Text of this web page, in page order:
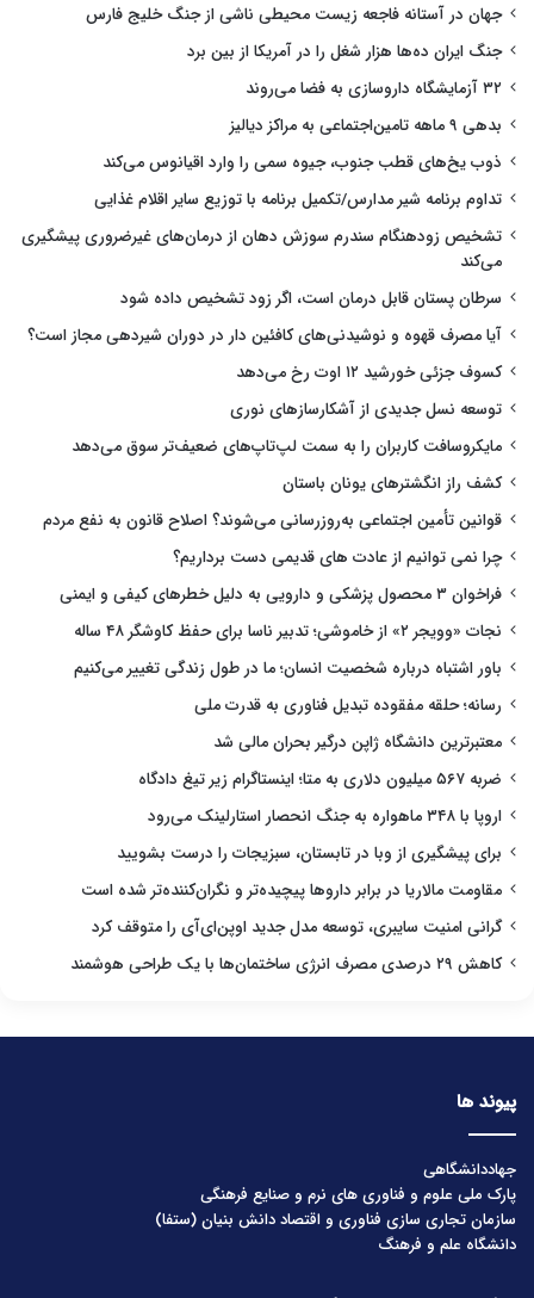
جهان در آستانه فاجعه زیست محیطی ناشی از جنگ خلیج فارس
جنگ ایران ده‌ها هزار شغل را در آمریکا از بین برد
۳۲ آزمایشگاه داروسازی به فضا می‌روند
بدهی ۹ ماهه تامین‌اجتماعی به مراکز دیالیز
ذوب یخ‌های قطب جنوب، جیوه سمی را وارد اقیانوس می‌کند
تداوم برنامه شیر مدارس/تکمیل برنامه با توزیع سایر اقلام غذایی
تشخیص زودهنگام سندرم سوزش دهان از درمان‌های غیرضروری پیشگیری
می‌کند
سرطان پستان قابل درمان است، اگر زود تشخیص داده شود
آیا مصرف قهوه و نوشیدنی‌های کافئین دار در دوران شیردهی مجاز است؟
کسوف جزئی خورشید ۱۲ اوت رخ می‌دهد
توسعه نسل جدیدی از آشکارسازهای نوری
مایکروسافت کاربران را به سمت لپ‌تاپ‌های ضعیف‌تر سوق می‌دهد
کشف راز انگشترهای یونان باستان
قوانین تأمین اجتماعی به‌روزرسانی می‌شوند؟ اصلاح قانون به نفع مردم
چرا نمی توانیم از عادت های قدیمی دست برداریم؟
فراخوان ۳ محصول پزشکی و دارویی به دلیل خطرهای کیفی و ایمنی
نجات «وویجر ۲» از خاموشی؛ تدبیر ناسا برای حفظ کاوشگر ۴۸ ساله
باور اشتباه درباره شخصیت انسان؛ ما در طول زندگی تغییر می‌کنیم
رسانه؛ حلقه مفقوده تبدیل فناوری به قدرت ملی
معتبرترین دانشگاه ژاپن درگیر بحران مالی شد
ضربه ۵۶۷ میلیون دلاری به متا؛ اینستاگرام زیر تیغ دادگاه
اروپا با ۳۴۸ ماهواره به جنگ انحصار استارلینک می‌رود
برای پیشگیری از وبا در تابستان، سبزیجات را درست بشویید
مقاومت مالاریا در برابر داروها پیچیده‌تر و نگران‌کننده‌تر شده است
گرانی امنیت سایبری، توسعه مدل جدید اوپن‌ای‌آی را متوقف کرد
کاهش ۲۹ درصدی مصرف انرژی ساختمان‌ها با یک طراحی هوشمند
پیوند ها
جهاددانشگاهی
پارک ملی علوم و فناوری های نرم و صنایع فرهنگی
سازمان تجاری سازی فناوری و اقتصاد دانش بنیان (ستفا)
دانشگاه علم و فرهنگ